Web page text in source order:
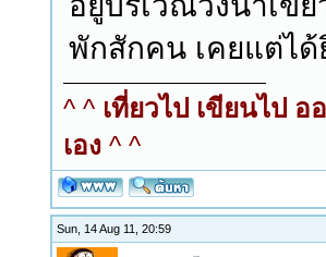
พักสักคน เคยแต่ไ
^ ^ เที่ยวไป เขียนไป
เอง ^ ^
Sun, 14 Aug 11, 20:59